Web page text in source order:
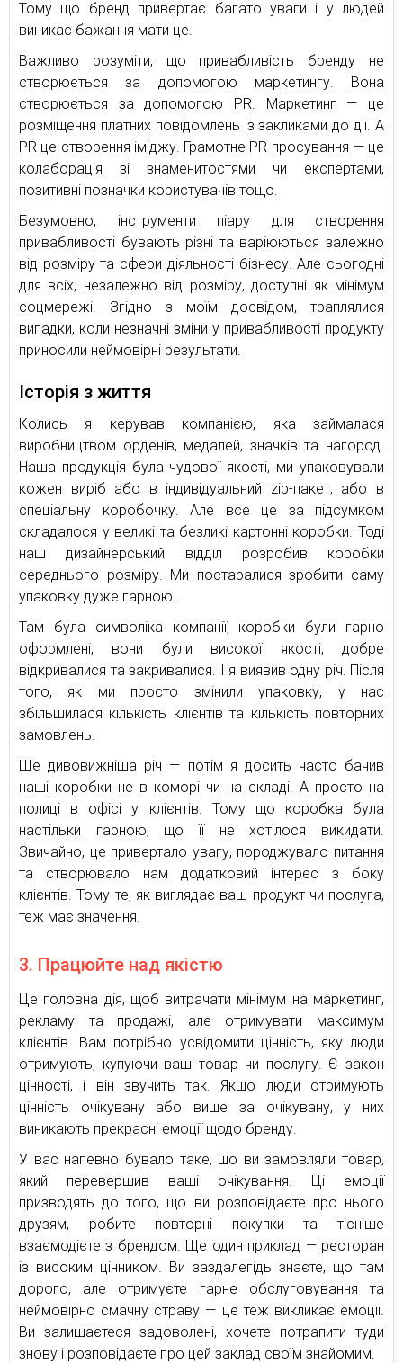
Тому що бренд привертає багато уваги і у людей
виникає бажання мати це.
Важливо розуміти, що привабливість бренду не
створюється за допомогою маркетингу. Вона
створюється за допомогою PR. Маркетинг — це
розміщення платних повідомлень із закликами до дії. А
PR це створення іміджу. Грамотне PR-просування — це
колаборація зі знаменитостями чи експертами,
позитивні позначки користувачів тощо.
Безумовно, інструменти піару для створення
привабливості бувають різні та варіюються залежно
від розміру та сфери діяльності бізнесу. Але сьогодні
для всіх, незалежно від розміру, доступні як мінімум
соцмережі. Згідно з моїм досвідом, траплялися
випадки, коли незначні зміни у привабливості продукту
приносили неймовірні результати.
Історія з життя
Колись я керував компанією, яка займалася
виробництвом орденів, медалей, значків та нагород.
Наша продукція була чудової якості, ми упаковували
кожен виріб або в індивідуальний zip-пакет, або в
спеціальну коробочку. Але все це за підсумком
складалося у великі та безликі картонні коробки. Тоді
наш дизайнерський відділ розробив коробки
середнього розміру. Ми постаралися зробити саму
упаковку дуже гарною.
Там була символіка компанії, коробки були гарно
оформлені, вони були високої якості, добре
відкривалися та закривалися. І я виявив одну річ. Після
того, як ми просто змінили упаковку, у нас
збільшилася кількість клієнтів та кількість повторних
замовлень.
Ще дивовижніша річ — потім я досить часто бачив
наші коробки не в коморі чи на складі. А просто на
полиці в офісі у клієнтів. Тому що коробка була
настільки гарною, що її не хотілося викидати.
Звичайно, це привертало увагу, породжувало питання
та створювало нам додатковий інтерес з боку
клієнтів. Тому те, як виглядає ваш продукт чи послуга,
теж має значення.
3. Працюйте над якістю
Це головна дія, щоб витрачати мінімум на маркетинг,
рекламу та продажі, але отримувати максимум
клієнтів. Вам потрібно усвідомити цінність, яку люди
отримують, купуючи ваш товар чи послугу. Є закон
цінності, і він звучить так. Якщо люди отримують
цінність очікувану або вище за очікувану, у них
виникають прекрасні емоції щодо бренду.
У вас напевно бувало таке, що ви замовляли товар,
який перевершив ваші очікування. Ці емоції
призводять до того, що ви розповідаєте про нього
друзям, робите повторні покупки та тісніше
взаємодієте з брендом. Ще один приклад — ресторан
із високим цінником. Ви заздалегідь знаєте, що там
дорого, але отримуєте гарне обслуговування та
неймовірно смачну страву — це теж викликає емоції.
Ви залишаєтеся задоволені, хочете потрапити туди
знову і розповідаєте про цей заклад своїм знайомим.